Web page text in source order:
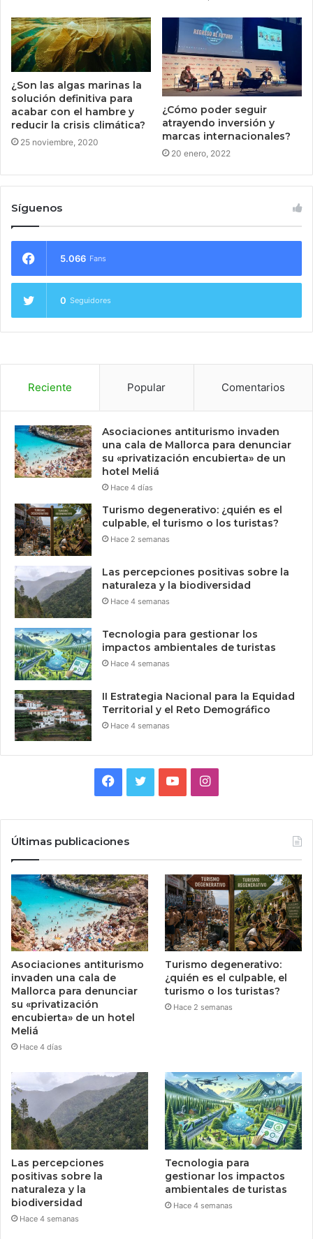
¿Son las algas marinas la
solución definitiva para
acabar con el hambre y
reducir la crisis climática?
25 noviembre, 2020
¿Cómo poder seguir
atrayendo inversión y
marcas internacionales?
20 enero, 2022
Síguenos
5.066 Fans
0 Seguidores
Reciente Popular Comentarios
Asociaciones antiturismo invaden
una cala de Mallorca para denunciar
su «privatización encubierta» de un
hotel Meliá
Hace 4 días
Turismo degenerativo: ¿quién es el
culpable, el turismo o los turistas?
Hace 2 semanas
Las percepciones positivas sobre la
naturaleza y la biodiversidad
Hace 4 semanas
Tecnologia para gestionar los
impactos ambientales de turistas
Hace 4 semanas
II Estrategia Nacional para la Equidad
Territorial y el Reto Demográfico
Hace 4 semanas
Facebook
TwitterYouTubeInstagram
Últimas publicaciones
Asociaciones antiturismo
invaden una cala de
Mallorca para denunciar
su «privatización
encubierta» de un hotel
Meliá
Hace 4 días
Turismo degenerativo:
¿quién es el culpable, el
turismo o los turistas?
Hace 2 semanas
Las percepciones
positivas sobre la
naturaleza y la
biodiversidad
Hace 4 semanas
Tecnologia para
gestionar los impactos
ambientales de turistas
Hace 4 semanas